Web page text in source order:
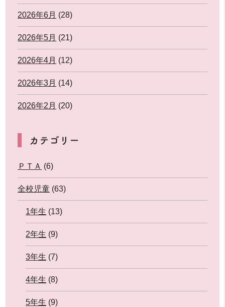
2026年6月 (28)
2026年5月 (21)
2026年4月 (12)
2026年3月 (14)
2026年2月 (20)
カテゴリー
ＰＴＡ (6)
全校児童 (63)
1年生 (13)
2年生 (9)
3年生 (7)
4年生 (8)
5年生 (9)